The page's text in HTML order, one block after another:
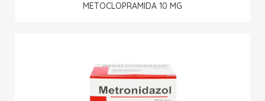
METOCLOPRAMIDA 10 MG